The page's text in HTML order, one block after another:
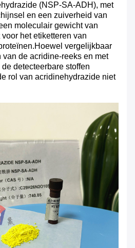
(NSP-SA-ADH), met
en een zuiverheid van
moleculair gewicht van
het etiketteren van
vergelijkbaar
van de acridine-reeks en met
detecteerbare stoffen
rol van acridinehydrazide niet